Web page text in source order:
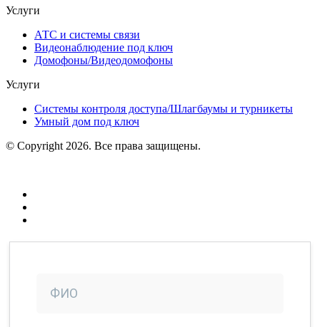
Услуги
АТС и системы связи
Видеонаблюдение под ключ
Домофоны/Видеодомофоны
Услуги
Системы контроля доступа/Шлагбаумы и турникеты
Умный дом под ключ
© Copyright 2026. Все права защищены.